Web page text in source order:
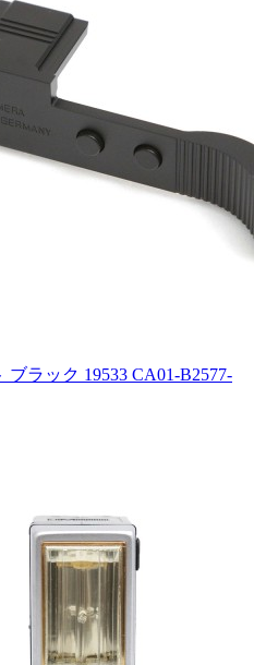
ラック 19533 CA01-B2577-